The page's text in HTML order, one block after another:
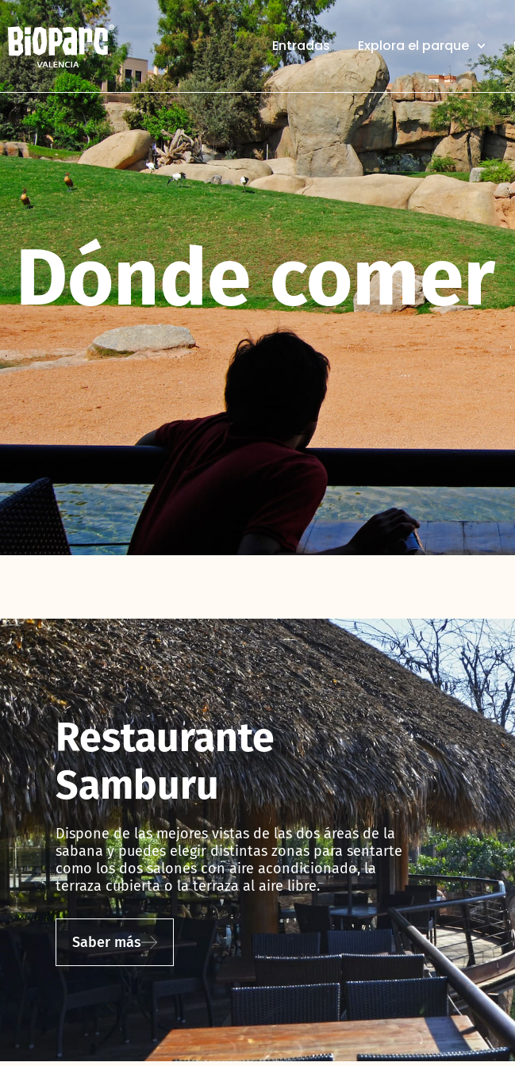
Entradas Explora el parque
Dónde comer
Restaurante ​
Samburu
Dispone de las mejores vistas de las dos áreas de la
sabana y puedes elegir distintas zonas para sentarte
como los dos salones con aire acondicionado, la
terraza cubierta o la terraza al aire libre.
Saber más